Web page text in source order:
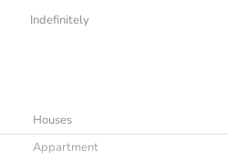
Indefinitely
Houses
Appartment